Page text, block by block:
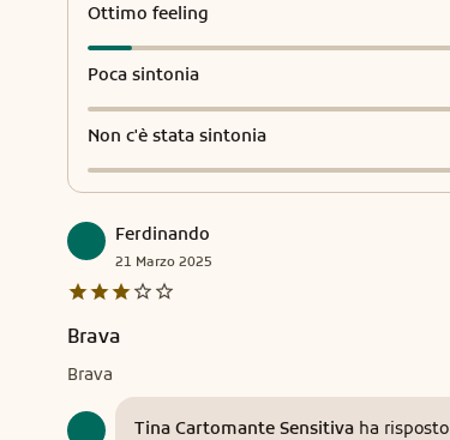
Ottimo feeling
Poca sintonia
Non c'è stata sintonia
Ferdinando
21 Marzo 2025
Brava
Brava
Tina Cartomante Sensitiva ha risposto